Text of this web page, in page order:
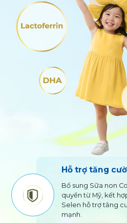
Hỗ trợ tăng
Bổ sung Sữa non
quyền từ Mỹ, kết
Selen hỗ trợ tăng
mạnh.